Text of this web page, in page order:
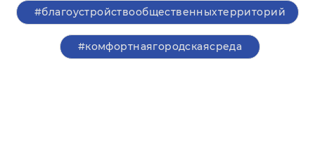
#благоустройствообщественныхтерриторий
#комфортнаягородскаясреда